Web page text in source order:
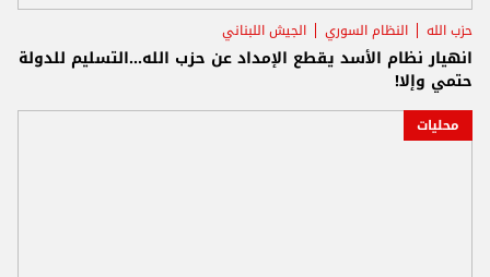
حزب الله النظام السوري الجيش اللبناني
انهيار نظام الأسد يقطع الإمداد عن حزب الله...التسليم للدولة
حتمي وإلا!
محليات